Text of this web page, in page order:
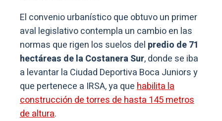
El convenio urbanístico que obtuvo un primer
aval legislativo contempla un cambio en las
normas que rigen los suelos del predio de 71
hectáreas de la Costanera Sur, donde se iba
a levantar la Ciudad Deportiva Boca Juniors y
que pertenece a IRSA, ya quehabilita la
construcción de torres de hasta 145 metros
de altura.